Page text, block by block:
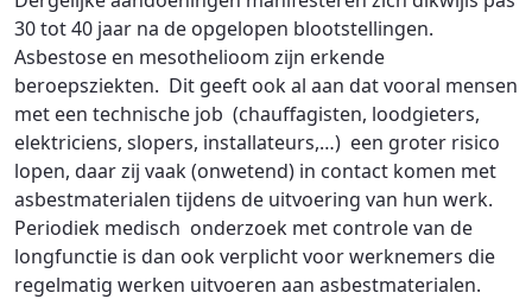
30 tot 40 jaar na de opgelopen blootstellingen.
Asbestose en mesothelioom zijn erkende
beroepsziekten. Dit geeft ook al aan dat vooral mensen
met een technische job (chauffagisten, loodgieters,
elektriciens, slopers, installateurs,…) een groter risico
lopen, daar zij vaak (onwetend) in contact komen met
asbestmaterialen tijdens de uitvoering van hun werk.
Periodiek medisch onderzoek met controle van de
longfunctie is dan ook verplicht voor werknemers die
regelmatig werken uitvoeren aan asbestmaterialen.